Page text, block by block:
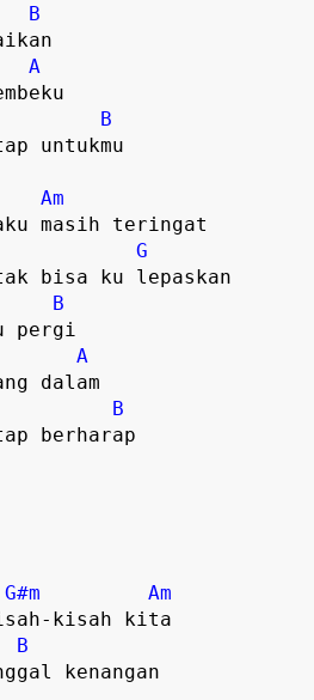
B
A
B
untukmu
Am
masih teringat
G
tak bisa ku lepaskan
B
pergi
A
dalam
B
berharap
G#m
Am
kisah kita
B
kenangan